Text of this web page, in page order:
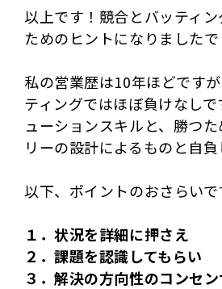
以上です！競合とバッティ
ためのヒントになりました
私の営業歴は10年ほどです
ティングではほぼ負けなしで
ューションスキルと、勝つ
リーの設計によるものと自負
以下、ポイントのおさらいで
１．状況を詳細に押さえ
２．課題を認識してもらい
３．解決の方向性のコンセ